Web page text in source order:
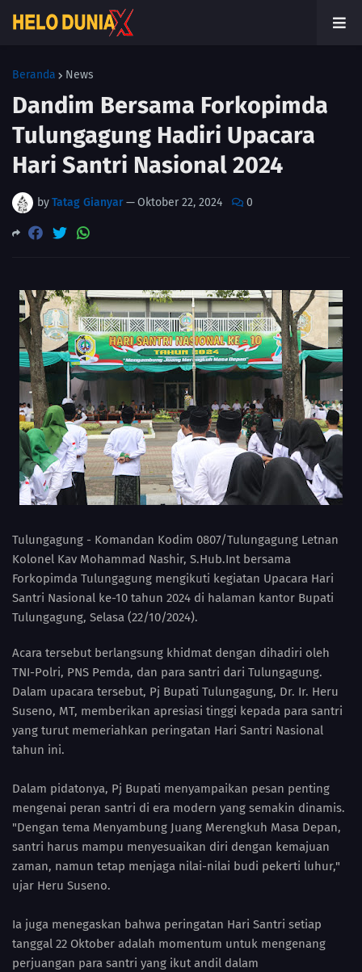
Beranda News
Dandim Bersama Forkopimda
Tulungagung Hadiri Upacara
Hari Santri Nasional 2024
byTatag Gianyar—Oktober 22, 2024 0
Tulungagung - Komandan Kodim 0807/Tulungagung Letnan
Kolonel Kav Mohammad Nashir, S.Hub.Int bersama
Forkopimda Tulungagung mengikuti kegiatan Upacara Hari
Santri Nasional ke-10 tahun 2024 di halaman kantor Bupati
Tulungagung, Selasa (22/10/2024).
Acara tersebut berlangsung khidmat dengan dihadiri oleh
TNI-Polri, PNS Pemda, dan para santri dari Tulungagung.
Dalam upacara tersebut, Pj Bupati Tulungagung, Dr. Ir. Heru
Suseno, MT, memberikan apresiasi tinggi kepada para santri
yang turut memeriahkan peringatan Hari Santri Nasional
tahun ini.
Dalam pidatonya, Pj Bupati menyampaikan pesan penting
mengenai peran santri di era modern yang semakin dinamis.
"Dengan tema Menyambung Juang Merengkuh Masa Depan,
santri harus mampu menyesuaikan diri dengan kemajuan
zaman, namun tetap menjaga nilai-nilai budi pekerti luhur,"
ujar Heru Suseno.
Ia juga menegaskan bahwa peringatan Hari Santri setiap
tanggal 22 Oktober adalah momentum untuk mengenang
perjuangan para santri yang ikut andil dalam